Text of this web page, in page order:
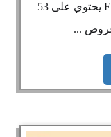
قالب شركة استضافة احترافى Easyweb يحتوي على 53
...